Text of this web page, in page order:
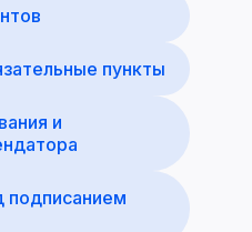
пункты
и
подписанием